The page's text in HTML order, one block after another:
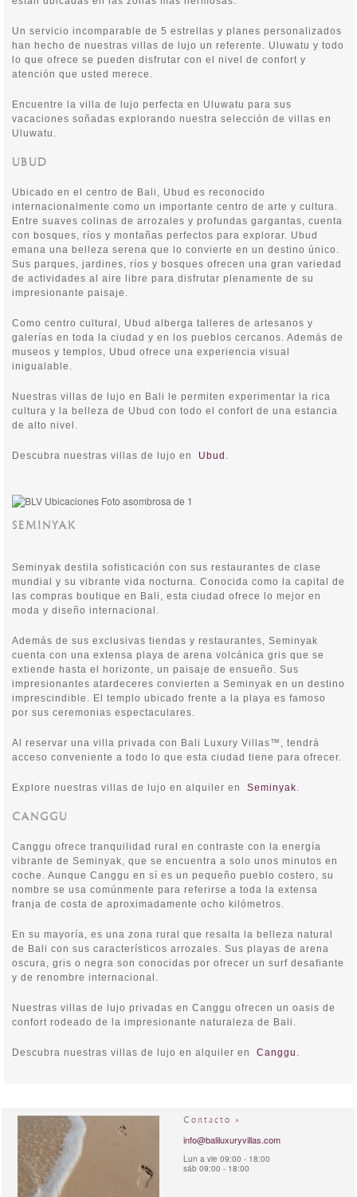
Un servicio incomparable de 5 estrellas y planes personalizados
han hecho de nuestras villas de lujo un referente. Uluwatu y todo
lo que ofrece se pueden disfrutar con el nivel de confort y
atención que usted merece.
Encuentre la villa de lujo perfecta en Uluwatu para sus
vacaciones soñadas explorando nuestra selección de villas en
Uluwatu.
UBUD
Ubicado en el centro de Bali, Ubud es reconocido
internacionalmente como un importante centro de arte y cultura.
Entre suaves colinas de arrozales y profundas gargantas, cuenta
con bosques, ríos y montañas perfectos para explorar. Ubud
emana una belleza serena que lo convierte en un destino único.
Sus parques, jardines, ríos y bosques ofrecen una gran variedad
de actividades al aire libre para disfrutar plenamente de su
impresionante paisaje.
Como centro cultural, Ubud alberga talleres de artesanos y
galerías en toda la ciudad y en los pueblos cercanos. Además de
museos y templos, Ubud ofrece una experiencia visual
inigualable.
Nuestras villas de lujo en Bali le permiten experimentar la rica
cultura y la belleza de Ubud con todo el confort de una estancia
de alto nivel.
Descubra nuestras villas de lujo en Ubud .
SEMINYAK
Seminyak destila sofisticación con sus restaurantes de clase
mundial y su vibrante vida nocturna. Conocida como la capital de
las compras boutique en Bali, esta ciudad ofrece lo mejor en
moda y diseño internacional.
Además de sus exclusivas tiendas y restaurantes, Seminyak
cuenta con una extensa playa de arena volcánica gris que se
extiende hasta el horizonte, un paisaje de ensueño. Sus
impresionantes atardeceres convierten a Seminyak en un destino
imprescindible. El templo ubicado frente a la playa es famoso
por sus ceremonias espectaculares.
Al reservar una villa privada con Bali Luxury Villas™, tendrá
acceso conveniente a todo lo que esta ciudad tiene para ofrecer.
Explore nuestras villas de lujo en alquiler en Seminyak.
CANGGU
Canggu ofrece tranquilidad rural en contraste con la energía
vibrante de Seminyak, que se encuentra a solo unos minutos en
coche. Aunque Canggu en sí es un pequeño pueblo costero, su
nombre se usa comúnmente para referirse a toda la extensa
franja de costa de aproximadamente ocho kilómetros.
En su mayoría, es una zona rural que resalta la belleza natural
de Bali con sus característicos arrozales. Sus playas de arena
oscura, gris o negra son conocidas por ofrecer un surf desafiante
y de renombre internacional.
Nuestras villas de lujo privadas en Canggu ofrecen un oasis de
confort rodeado de la impresionante naturaleza de Bali.
Descubra nuestras villas de lujo en alquiler en Canggu .
Contacto »
info@baliluxuryvillas.com
Lun a vie 09:00 - 18:00
sáb 09:00 - 18:00